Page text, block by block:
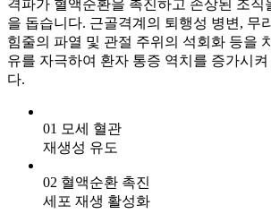
격파가 혈액순환을 촉진하고 손상된 조직
을 돕습니다. 근골격계의 퇴행성 병변, 무
힘줄의 파열 및 관절 주위의 석회화 등을
유를 자극하여 환자 통증 역치를 증가시켜
다.
01 모세 혈관
재생성 유도
02 혈액순환 촉진
세포 재생 활성화